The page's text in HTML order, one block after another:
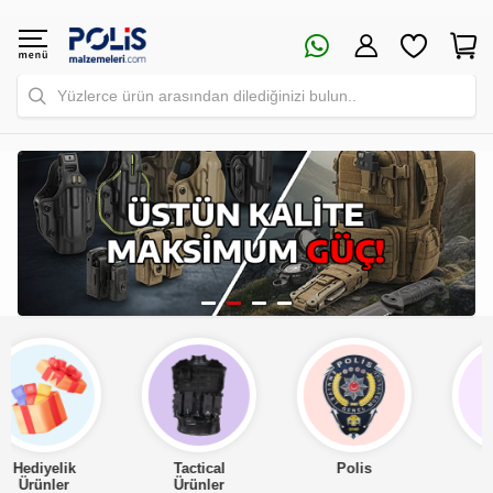
Yüzlerce ürün arasından dilediğinizi bulun..
Tactical
Ürünler
Polis